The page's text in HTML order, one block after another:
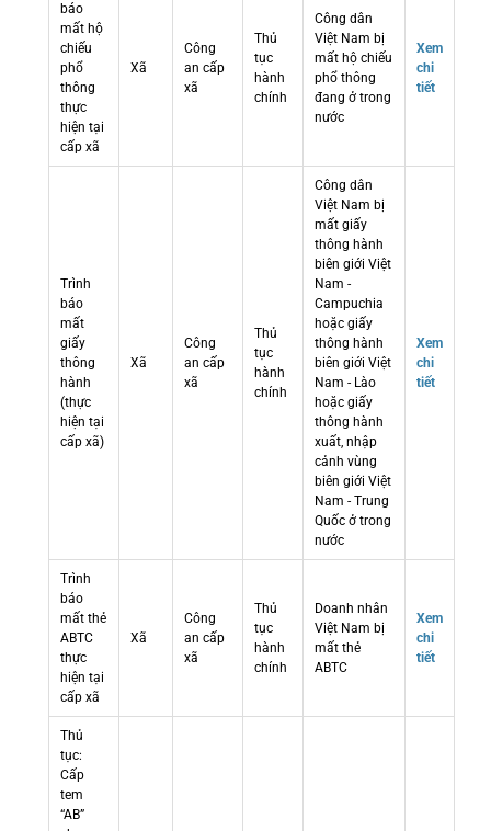
báo
mất hộ
chiếu
phổ
thông
thực
hiện tại
cấp xã
Xã
Công
an cấp
xã
Thủ
tục
hành
chính
Công dân
Việt Nam bị
mất hộ chiếu
phổ thông
đang ở trong
nước
Xem
chi
tiết
Trình
báo
mất
giấy
thông
hành
(thực
hiện tại
cấp xã)
Xã
Công
an cấp
xã
Thủ
tục
hành
chính
Công dân
Việt Nam bị
mất giấy
thông hành
biên giới Việt
Nam -
Campuchia
hoặc giấy
thông hành
biên giới Việt
Nam - Lào
hoặc giấy
thông hành
xuất, nhập
cảnh vùng
biên giới Việt
Nam - Trung
Quốc ở trong
nước
Xem
chi
tiết
Trình
báo
mất thẻ
ABTC
thực
hiện tại
cấp xã
Xã
Công
an cấp
xã
Thủ
tục
hành
chính
Doanh nhân
Việt Nam bị
mất thẻ
ABTC
Xem
chi
tiết
Thủ
tục:
Cấp
tem
“AB”